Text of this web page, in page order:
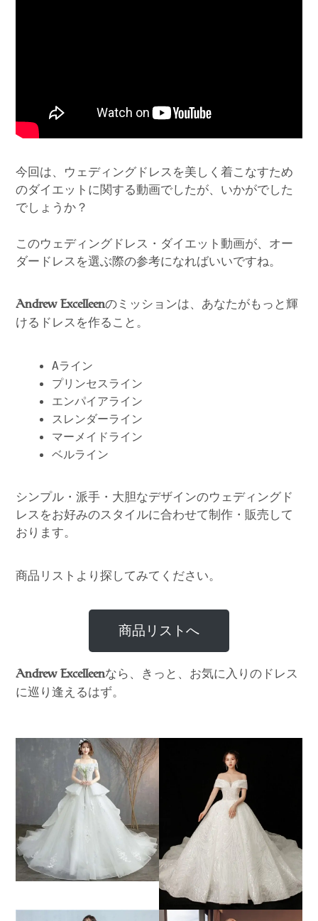
今回は、ウェディングドレスを美しく着こなすため
のダイエットに関する動画でしたが、いかがでした
でしょうか？
このウェディングドレス・ダイエット動画が、オー
ダードレスを選ぶ際の参考になればいいですね。
Andrew Excelleenのミッションは、あなたがもっと輝
けるドレスを作ること。
Aライン
プリンセスライン
エンパイアライン
スレンダーライン
マーメイドライン
ベルライン
シンプル・派手・大胆なデザインのウェディングド
レスをお好みのスタイルに合わせて制作・販売して
おります。
商品リストより探してみてください。
商品リストへ
Andrew Excelleenなら、きっと、お気に入りのドレス
に巡り逢えるはず。